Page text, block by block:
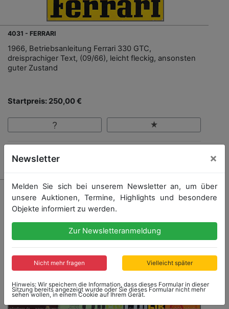
4031 - FERRARI
1966, Betriebsanleitung Ferrari 330 GTC,
dreisprachiger Text, (09/66), leicht fleckig, ansonsten
guter Zustand
Startpreis: 250,00 €
Newsletter ×
Melden Sie sich bei unserem Newsletter an, um über
unsere Auktionen, Termine, Highlights und besondere
Objekte informiert zu werden.
Zur Newsletteranmeldung
Nicht mehr fragen Vielleicht später
Hinweis: Wir speichern die Information, dass dieses Formular in dieser
Sitzung bereits angezeigt wurde oder Sie dieses Formular nicht mehr
sehen wollen, in einem Cookie auf Ihrem Gerät.